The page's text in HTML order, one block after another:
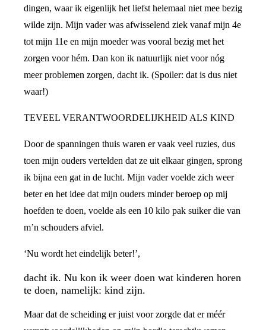
dingen, waar ik eigenlijk het liefst helemaal niet mee bezig
wilde zijn. Mijn vader was afwisselend ziek vanaf mijn 4e
tot mijn 11e en mijn moeder was vooral bezig met het
zorgen voor hém. Dan kon ik natuurlijk niet voor nóg
meer problemen zorgen, dacht ik. (Spoiler: dat is dus niet
waar!)
TEVEEL VERANTWOORDELIJKHEID ALS KIND
Door de spanningen thuis waren er vaak veel ruzies, dus
toen mijn ouders vertelden dat ze uit elkaar gingen, sprong
ik bijna een gat in de lucht. Mijn vader voelde zich weer
beter en het idee dat mijn ouders minder beroep op mij
hoefden te doen, voelde als een 10 kilo pak suiker die van
m’n schouders afviel.
‘Nu wordt het eindelijk beter!’,
dacht ik. Nu kon ik weer doen wat kinderen horen
te doen, namelijk: kind zijn.
Maar dat de scheiding er juist voor zorgde dat er méér